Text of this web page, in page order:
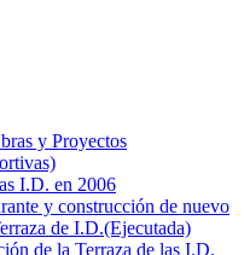
y Proyectos
I.D. en 2006
y construcción de nuevo
de I.D.(Ejecutada)
de la Terraza de las I.D.